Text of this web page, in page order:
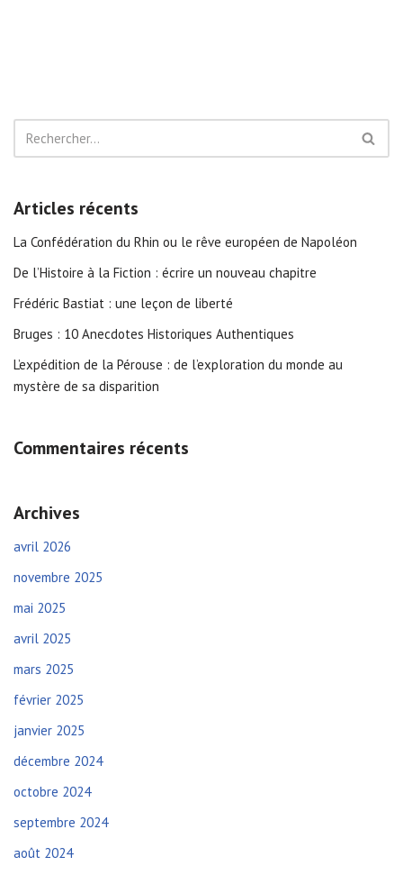
Articles récents
La Confédération du Rhin ou le rêve européen de Napoléon
De l’Histoire à la Fiction : écrire un nouveau chapitre
Frédéric Bastiat : une leçon de liberté
Bruges : 10 Anecdotes Historiques Authentiques
L’expédition de la Pérouse : de l’exploration du monde au
mystère de sa disparition
Commentaires récents
Archives
avril 2026
novembre 2025
mai 2025
avril 2025
mars 2025
février 2025
janvier 2025
décembre 2024
octobre 2024
septembre 2024
août 2024